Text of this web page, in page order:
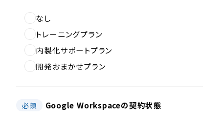
なし
トレーニングプラン
内製化サポートプラン
開発おまかせプラン
必須 Google Workspaceの契約状態